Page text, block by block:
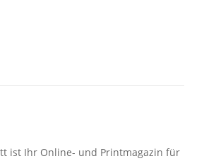
ist Ihr Online- und Printmagazin für